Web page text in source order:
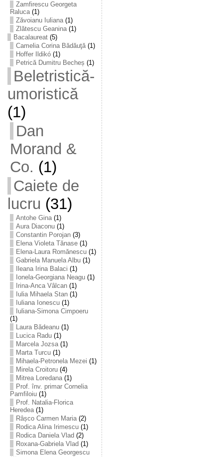
Zamfirescu Georgeta
Raluca(1)
Zăvoianu Iuliana(1)
Zlătescu Geanina(1)
Bacalaureat(5)
Camelia Corina Bădăuţă(1)
Hoffer Ildikó(1)
Petrică Dumitru Becheș (1)
Beletristică-
umoristică
(1)
Dan
Morand &
Co. (1)
Caiete de
lucru (31)
Antohe Gina(1)
Aura Diaconu(1)
Constantin Porojan(3)
Elena Violeta Tănase(1)
Elena-Laura Romănescu(1)
Gabriela Manuela Albu(1)
Ileana Irina Balaci (1)
Ionela-Georgiana Neagu(1)
Irina-Anca Vâlcan(1)
Iulia Mihaela Stan(1)
Iuliana Ionescu(1)
Iuliana-Simona Cimpoeru
(1)
Laura Bădeanu(1)
Lucica Radu(1)
Marcela Jozsa(1)
Marta Turcu(1)
Mihaela-Petronela Mezei (1)
Mirela Croitoru(4)
Mitrea Loredana(1)
Prof. înv. primar Cornelia
Pamfiloiu(1)
Prof. Natalia-Florica
Heredea(1)
Râșco Carmen Maria(2)
Rodica Alina Irimescu(1)
Rodica Daniela Vlad (2)
Roxana-Gabriela Vlad (1)
Simona Elena Georgescu